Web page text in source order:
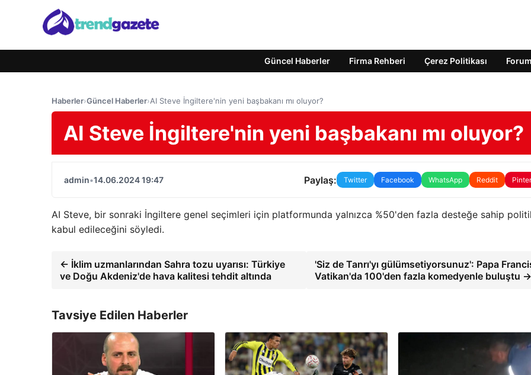
Güncel Haberler Firma Rehberi Çerez Politikası Forum
Haberler›Güncel Haberler›AI Steve İngiltere'nin yeni başbakanı mı oluyor?
AI Steve İngiltere'nin yeni başbakanı mı oluyor?
admin•14.06.2024 19:47 Paylaş: Twitter Facebook WhatsApp Reddit
AI Steve, bir sonraki İngiltere genel seçimleri için platformunda yalnızca %50'den fazla desteğe sahip
kabul edileceğini söyledi.
← İklim uzmanlarından Sahra tozu uyarısı: Türkiye
ve Doğu Akdeniz'de hava kalitesi tehdit altında
'Siz de Tanrı'yı gülümsetiyorsunuz': Papa
Vatikan'da 100'den fazla komedyenle buluştu →
Tavsiye Edilen Haberler